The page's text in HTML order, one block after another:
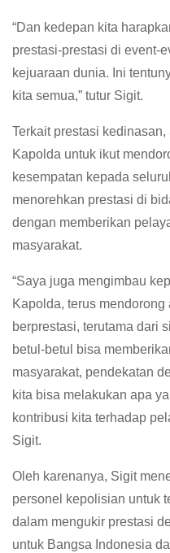
“Dan kedepan kita
prestasi-prestasi di event-
kejuaraan dunia. Ini
kita semua,” tutur Sigit.
Terkait prestasi
Kapolda untuk ikut
kesempatan kepada
menorehkan prestasi di
dengan memberikan
masyarakat.
“Saya juga mengimbau
Kapolda, terus
berprestasi, terutama dari
betul-betul bisa
masyarakat, pendekatan
kita bisa melakukan apa
kontribusi kita terhadap
Sigit.
Oleh karenanya, Sigit
personel kepolisian untuk
dalam mengukir prestasi
untuk Bangsa Indonesia